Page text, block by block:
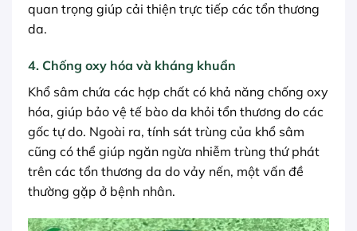
quan trọng giúp cải thiện trực tiếp các tổn thương
da.
4. Chống oxy hóa và kháng khuẩn
Khổ sâm chứa các hợp chất có khả năng chống oxy
hóa, giúp bảo vệ tế bào da khỏi tổn thương do các
gốc tự do. Ngoài ra, tính sát trùng của khổ sâm
cũng có thể giúp ngăn ngừa nhiễm trùng thứ phát
trên các tổn thương da do vảy nến, một vấn đề
thường gặp ở bệnh nhân.